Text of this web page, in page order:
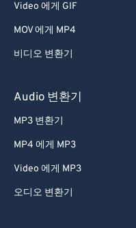
Video 에게 GIF
MOV 에게 MP4
비디오 변환기
Audio 변환기
MP3 변환기
MP4 에게 MP3
Video 에게 MP3
오디오 변환기